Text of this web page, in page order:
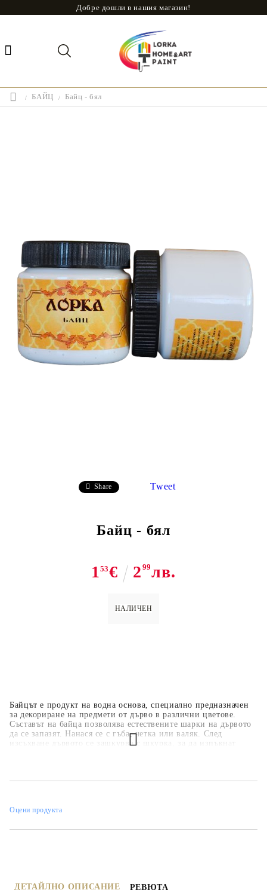
Добре дошли в нашия магазин!
БАЙЦ Байц - бял
Share Tweet
Байц - бял
153€ 2 99лв.
НАЛИЧЕН
Байцът е продукт на водна основа, специално предназначен
за декориране на предмети от дърво в различни цветове.
Съставът на байца позволява естествените шарки на дървото
да се запазят. Нанася се с гъба, четка или валяк. След
изсъхване дървото се зашкурва с шкурка, за да изпъкнат
Оцени продукта
ДЕТАЙЛНО ОПИСАНИЕ РЕВЮТА